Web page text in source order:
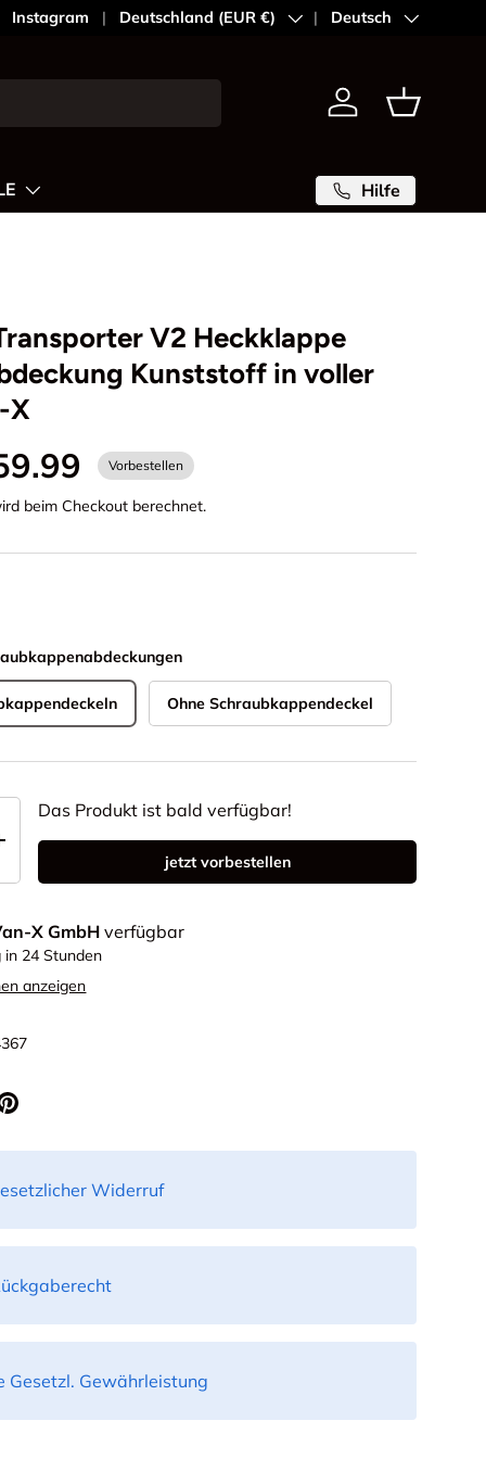
Instagram Land/Region
Deutschland (EUR €) SpracheDeutsch
Einloggen
Hilfe
V2 Heckklappe
Kunststoff in voller
X
Vorbestellen
beim Checkout berechnet.
Ohne Schraubkappendeckel
Das Produkt ist bald verfügbar!
jetzt vorbestellen
X GmbH verfügbar
24 Stunden
anzeigen
Widerruf
Gesetzl. Gewährleistung